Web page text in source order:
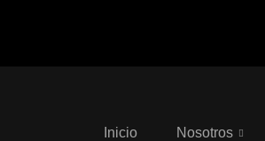
Inicio Nosotros